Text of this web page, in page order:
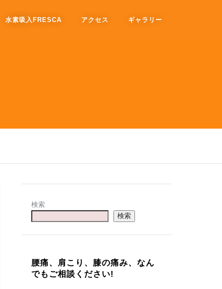
水素吸入FRESCA アクセス ギャラリー
検索
検索
腰痛、肩こり、膝の痛み、なん
でもご相談ください!